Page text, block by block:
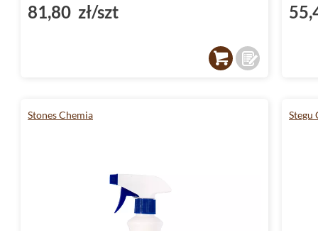
81,80 zł/szt
Stones Chemia Stegu